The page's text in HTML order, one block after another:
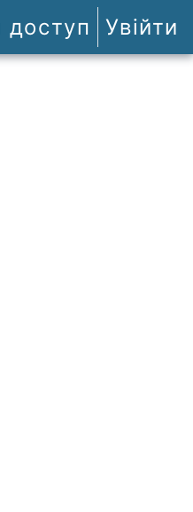
доступ Увійти